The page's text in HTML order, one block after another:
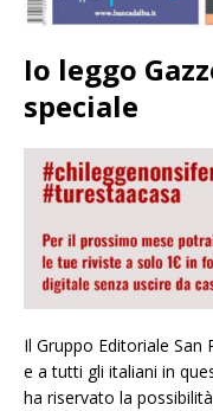
Io leggo
speciale
Il Gruppo Editoriale
e a tutti gli italiani in
ha riservato la